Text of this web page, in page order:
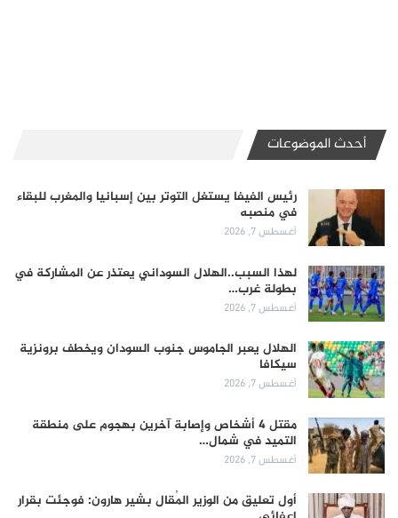
أحدث الموضوعات
رئيس الفيفا يستغل التوتر بين إسبانيا والمغرب للبقاء
في منصبه
أغسطس 7, 2026
لهذا السبب..الهلال السوداني يعتذر عن المشاركة في
بطولة غرب…
أغسطس 7, 2026
الهلال يعبر الجاموس جنوب السودان ويخطف برونزية
سيكافا
أغسطس 7, 2026
مقتل 4 أشخاص وإصابة آخرين بهجوم على منطقة
التميد في شمال…
أغسطس 7, 2026
أول تعليق من الوزير المُقال بشير هارون: فوجئت بقرار